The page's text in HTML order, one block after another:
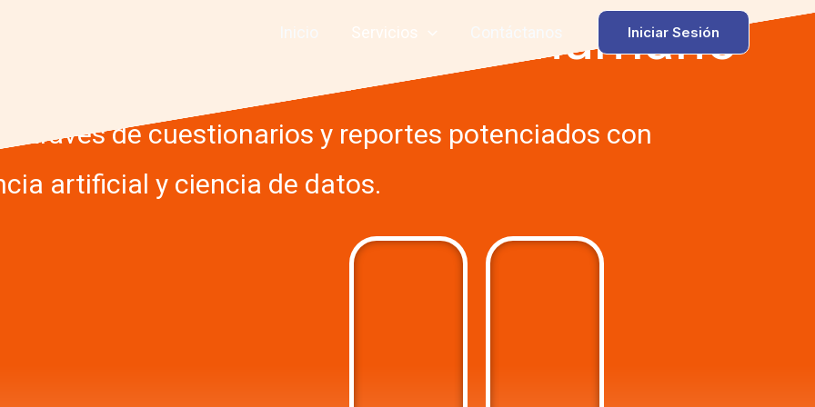
Inicio Servicios Contáctanos Iniciar Sesión
el potencial humano
a través de cuestionarios y reportes potenciados con
artificial y ciencia de datos.